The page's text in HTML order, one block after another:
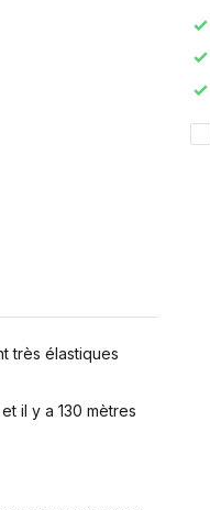
très élastiques
il y a 130 mètres